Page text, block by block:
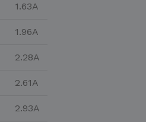
1.63A
1.96A
2.28A
2.61A
2.93A